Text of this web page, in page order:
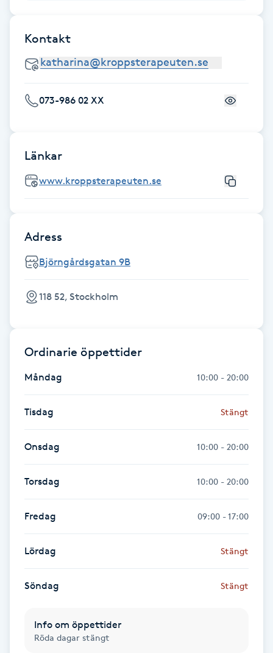
Frekvensterapi
Friskvård
Friskvårdsmassage
Frisör
Föning
Gelenaglar
Gellack
Gellack med förstärkning
Gravidmassage
Gravidyoga
Gruppträning
Gua Sha-massage
Headspa
Kontakt
073-986 02 XX
Länkar
www.kroppsterapeuten.se
Adress
Björngårdsgatan 9B
118 52, Stockholm
Ordinarie öppettider
Måndag 10:00 - 20:00
Tisdag Stängt
Onsdag 10:00 - 20:00
Torsdag 10:00 - 20:00
Fredag 09:00 - 17:00
Lördag Stängt
Söndag Stängt
Info om öppettider
Röda dagar stängt